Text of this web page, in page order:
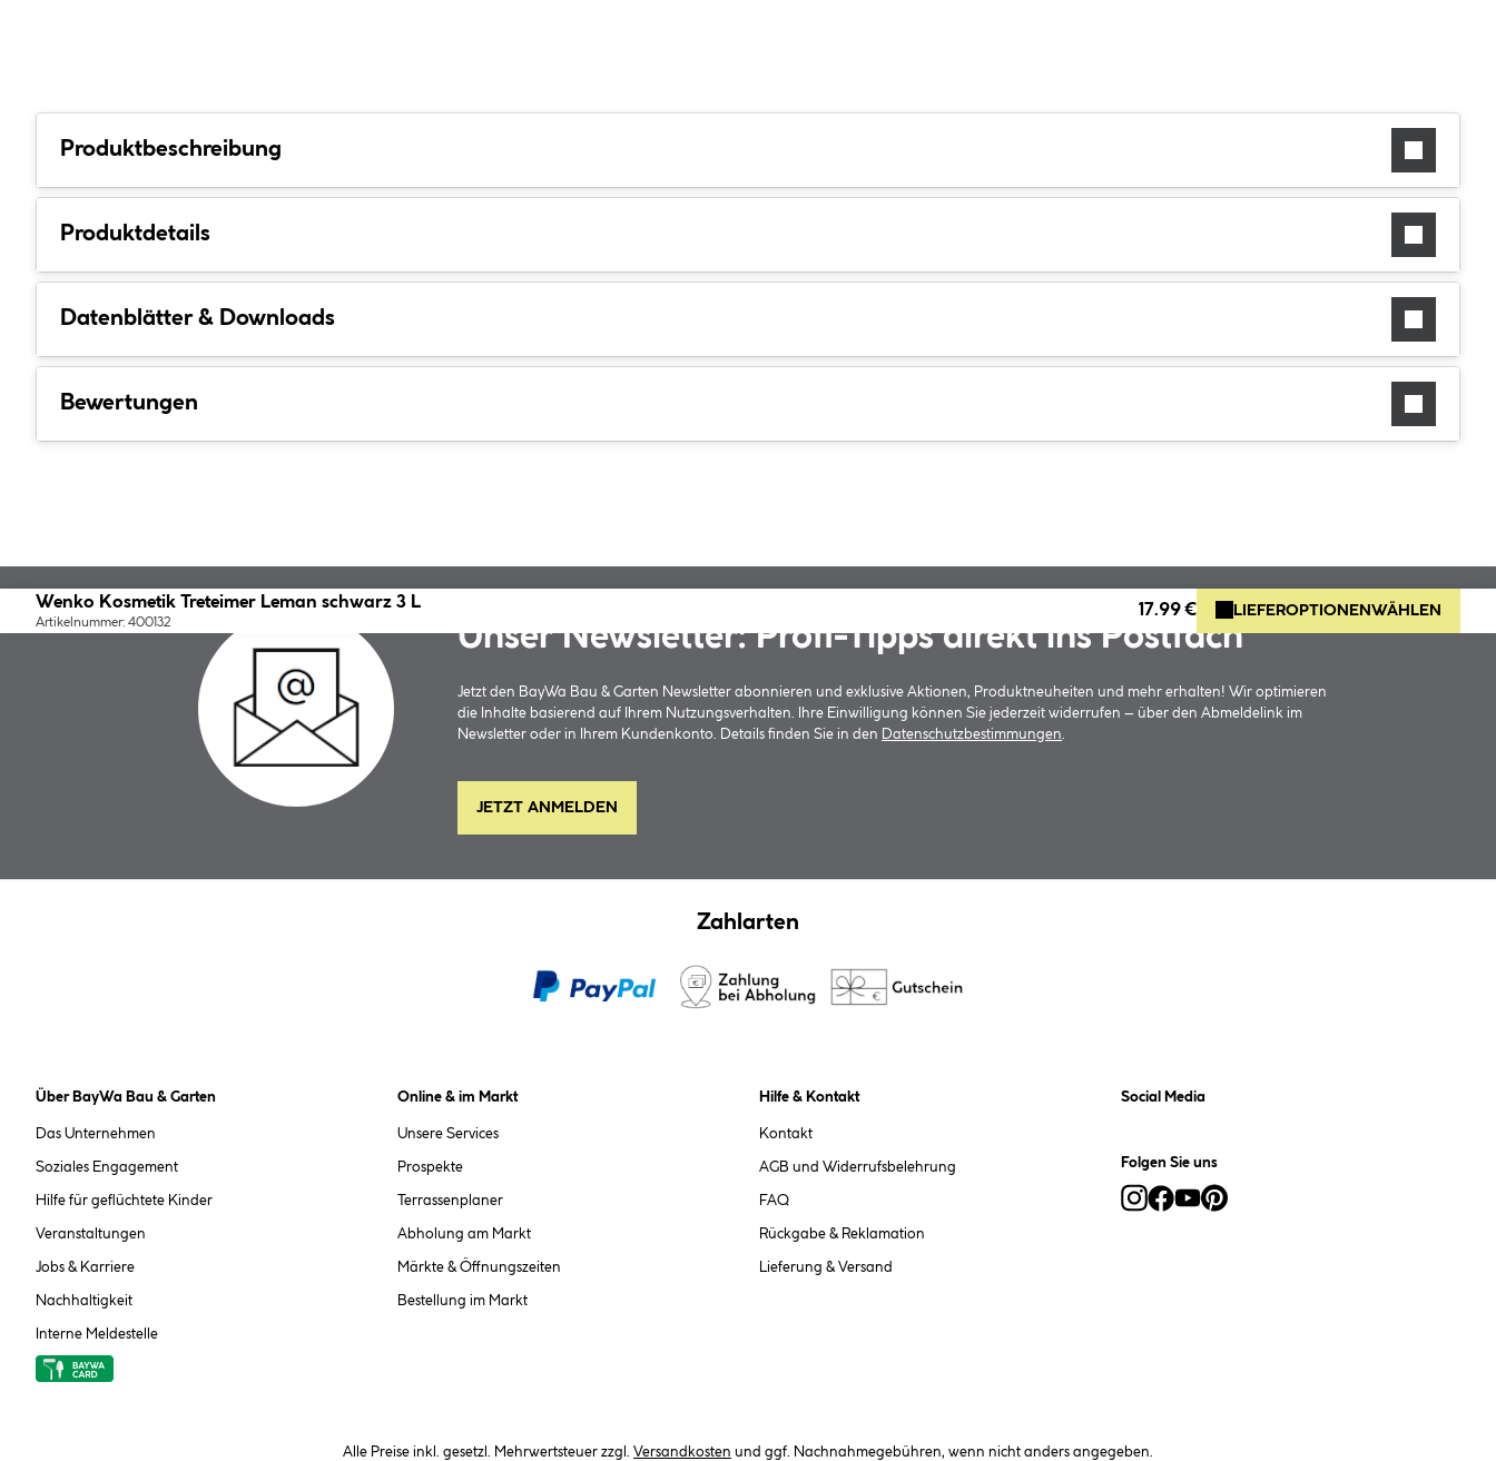
Produktbeschreibung
Produktdetails
Datenblätter & Downloads
Bewertungen
Wenko Kosmetik Treteimer Leman schwarz 3 L
Artikelnummer: 400132
17.99 € LIEFEROPTIONEN WÄHLEN
Unser Newsletter: Profi-Tipps direkt ins Postfach
Jetzt den BayWa Bau & Garten Newsletter abonnieren und exklusive Aktionen, Produktneuheiten und mehr erhalten! Wir optimieren
die Inhalte basierend auf Ihrem Nutzungsverhalten. Ihre Einwilligung können Sie jederzeit widerrufen – über den Abmeldelink im
Newsletter oder in Ihrem Kundenkonto. Details finden Sie in den
Datenschutzbestimmungen
JETZT ANMELDEN
Zahlarten
Über BayWa Bau & Garten
Das Unternehmen
Soziales Engagement
Hilfe für geflüchtete Kinder
Veranstaltungen
Jobs & Karriere
Nachhaltigkeit
Interne Meldestelle
Online & im Markt
Unsere Services
Prospekte
Terrassenplaner
Abholung am Markt
Märkte & Öffnungszeiten
Bestellung im Markt
Hilfe & Kontakt
Kontakt
AGB und Widerrufsbelehrung
FAQ
Rückgabe & Reklamation
Lieferung & Versand
Social Media
Folgen Sie uns
Alle Preise inkl. gesetzl. Mehrwertsteuer zzgl. Versandkosten und ggf. Nachnahmegebühren, wenn nicht anders angegeben.